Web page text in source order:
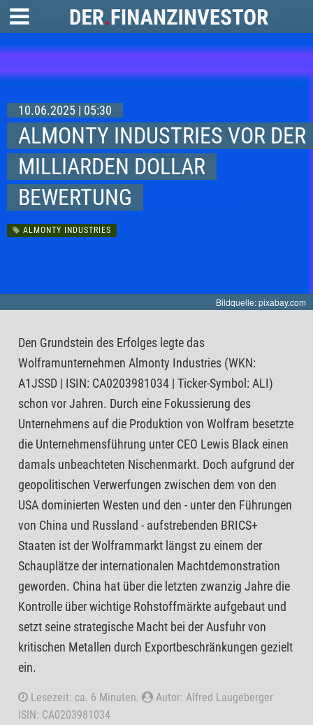
10.06.2025 | 05:30
ALMONTY INDUSTRIES VOR DER
MILLIARDEN DOLLAR
BEWERTUNG
ALMONTY INDUSTRIES
Bildquelle: pixabay.com
Den Grundstein des Erfolges legte das
Wolframunternehmen Almonty Industries (WKN:
A1JSSD | ISIN: CA0203981034 | Ticker-Symbol: ALI)
schon vor Jahren. Durch eine Fokussierung des
Unternehmens auf die Produktion von Wolfram besetzte
die Unternehmensführung unter CEO Lewis Black einen
damals unbeachteten Nischenmarkt. Doch aufgrund der
geopolitischen Verwerfungen zwischen dem von den
USA dominierten Westen und den - unter den Führungen
von China und Russland - aufstrebenden BRICS+
Staaten ist der Wolframmarkt längst zu einem der
Schauplätze der internationalen Machtdemonstration
geworden. China hat über die letzten zwanzig Jahre die
Kontrolle über wichtige Rohstoffmärkte aufgebaut und
setzt seine strategische Macht bei der Ausfuhr von
kritischen Metallen durch Exportbeschränkungen gezielt
ein.
Lesezeit: ca. 6 Minuten.
Autor: Alfred Laugeberger
ISIN: CA0203981034